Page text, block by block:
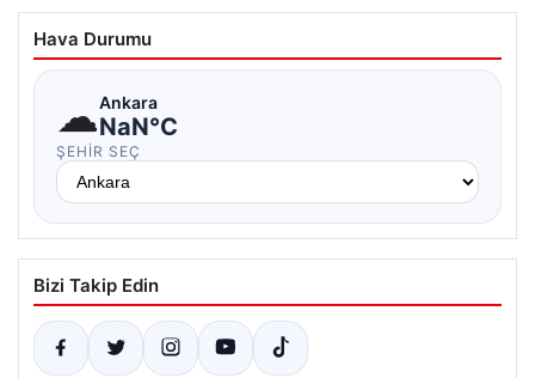
Hava Durumu
☁Ankara
NaN°C
ŞEHIR SEÇ
Bizi Takip Edin